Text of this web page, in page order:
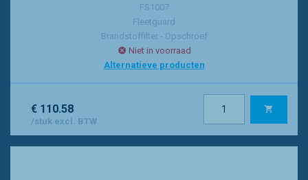
FS1007
Fleetguard
Brandstoffilter - Opschroef
Niet in voorraad
Alternatieve producten
€ 110.58
/stuk excl. BTW